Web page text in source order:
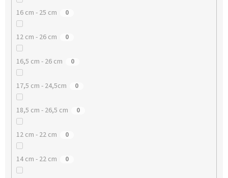
16 cm - 25 cm 0
12 cm - 26 cm 0
16,5 cm - 26 cm 0
17,5 cm - 24,5cm 0
18,5 cm - 26,5 cm 0
12 cm - 22 cm 0
14 cm - 22 cm 0